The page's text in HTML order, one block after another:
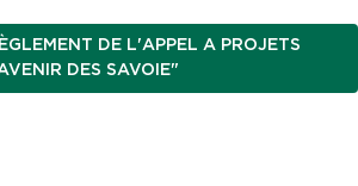
DE L'APPEL A PROJETS
DES SAVOIE"